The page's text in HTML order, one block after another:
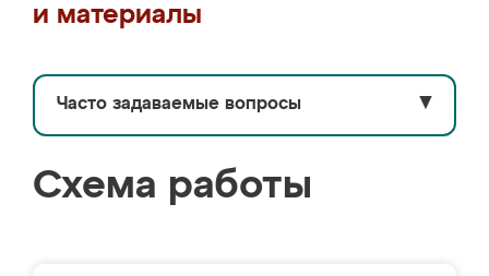
и материалы
Часто задаваемые вопросы ▼
Схема работы